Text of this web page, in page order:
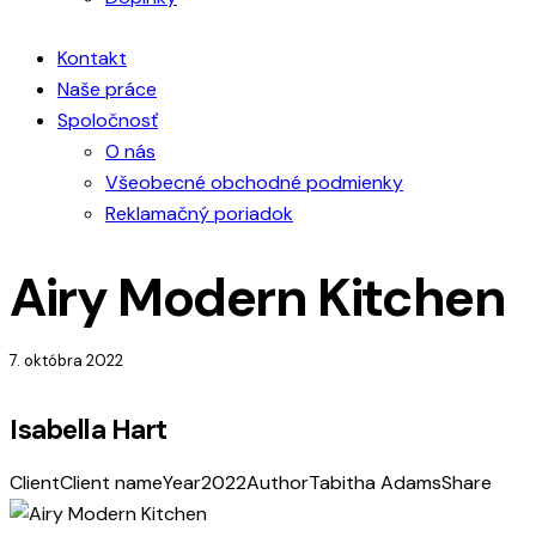
Kontakt
Naše práce
Spoločnosť
O nás
Všeobecné obchodné podmienky
Reklamačný poriadok
Airy Modern Kitchen
7. októbra 2022
Isabella Hart
ClientClient nameYear2022AuthorTabitha AdamsShare